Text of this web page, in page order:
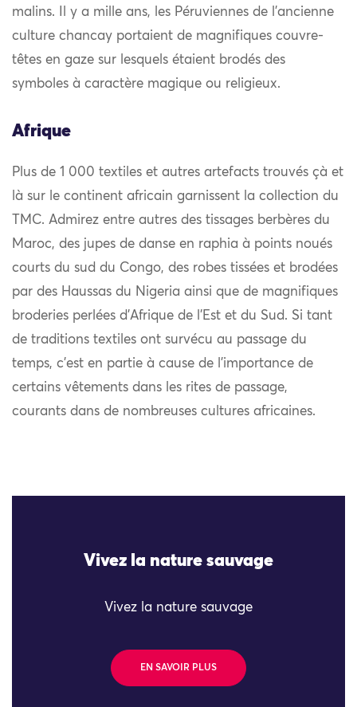
malins. Il y a mille ans, les Péruviennes de l’ancienne
culture chancay portaient de magnifiques couvre-
têtes en gaze sur lesquels étaient brodés des
symboles à caractère magique ou religieux.
Afrique
Plus de 1 000 textiles et autres artefacts trouvés çà et
là sur le continent africain garnissent la collection du
TMC. Admirez entre autres des tissages berbères du
Maroc, des jupes de danse en raphia à points noués
courts du sud du Congo, des robes tissées et brodées
par des Haussas du Nigeria ainsi que de magnifiques
broderies perlées d’Afrique de l’Est et du Sud. Si tant
de traditions textiles ont survécu au passage du
temps, c’est en partie à cause de l’importance de
certains vêtements dans les rites de passage,
courants dans de nombreuses cultures africaines.
Vivez la nature sauvage
Vivez la nature sauvage
EN SAVOIR PLUS